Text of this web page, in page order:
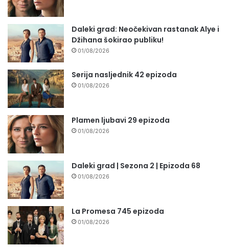
Daleki grad: Neočekivan rastanak Alye i
Džihana šokirao publiku!
01/08/2026
Serija nasljednik 42 epizoda
01/08/2026
Plamen ljubavi 29 epizoda
01/08/2026
Daleki grad | Sezona 2 | Epizoda 68
01/08/2026
La Promesa 745 epizoda
01/08/2026